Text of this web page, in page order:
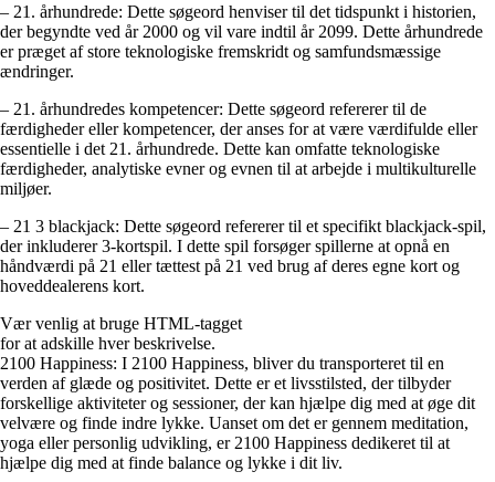
– 21. århundrede: Dette søgeord henviser til det tidspunkt i historien,
der begyndte ved år 2000 og vil vare indtil år 2099. Dette århundrede
er præget af store teknologiske fremskridt og samfundsmæssige
ændringer.
– 21. århundredes kompetencer: Dette søgeord refererer til de
færdigheder eller kompetencer, der anses for at være værdifulde eller
essentielle i det 21. århundrede. Dette kan omfatte teknologiske
færdigheder, analytiske evner og evnen til at arbejde i multikulturelle
miljøer.
– 21 3 blackjack: Dette søgeord refererer til et specifikt blackjack-spil,
der inkluderer 3-kortspil. I dette spil forsøger spillerne at opnå en
håndværdi på 21 eller tættest på 21 ved brug af deres egne kort og
hoveddealerens kort.
Vær venlig at bruge HTML-tagget
for at adskille hver beskrivelse.
2100 Happiness: I 2100 Happiness, bliver du transporteret til en
verden af glæde og positivitet. Dette er et livsstilsted, der tilbyder
forskellige aktiviteter og sessioner, der kan hjælpe dig med at øge dit
velvære og finde indre lykke. Uanset om det er gennem meditation,
yoga eller personlig udvikling, er 2100 Happiness dedikeret til at
hjælpe dig med at finde balance og lykke i dit liv.